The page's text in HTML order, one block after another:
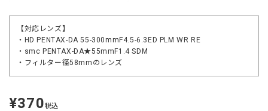
【対応レンズ】
・HD PENTAX-DA 55-300mmF4.5-6.3ED PLM WR RE
・smc PENTAX-DA★55mmF1.4 SDM
・フィルター径58mmのレンズ
定
価
¥370税込